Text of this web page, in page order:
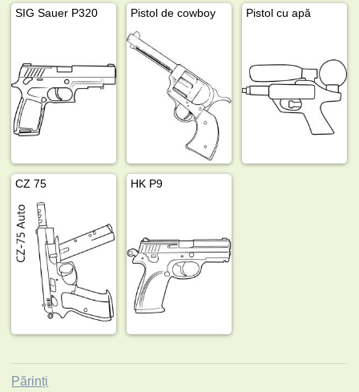
SIG Sauer P320 Pistol de cowboy Pistol cu apă
CZ 75 HK P9
Părinți